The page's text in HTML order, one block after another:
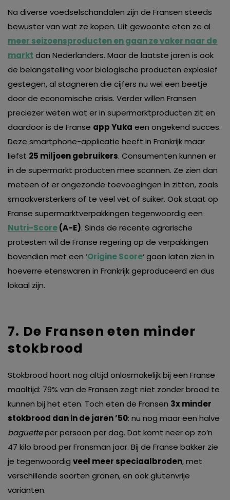
Na diverse voedselschandalen zijn de Fransen steeds
bewuster van wat ze kopen. Uit gewoonte eten ze al
meer seizoensproducten en gaan ze vaker naar de
markt dan Nederlanders. Maar de laatste jaren is ook
de belangstelling voor biologische producten explosief
gestegen, al stagneren die cijfers nu wel een beetje
door de economische crisis. Verder willen Fransen
preciezer weten wat er in supermarktproducten zit en
daardoor is de Franse app Yuka een ongekend succes.
Deze smartphone-applicatie heeft in Frankrijk maar
liefst 25 miljoen gebruikers. Consumenten kunnen er
in de supermarkt producten mee scannen. Ze zien dan
meteen of er ongezonde toevoegingen in zitten, zoals
smaakversterkers of te veel vet of suiker. Ook staat op
Franse supermarktverpakkingen tegenwoordig een
Nutri-Score(A-E). Sinds de recente agrarische
protesten wil de Franse regering op de verpakkingen
bovendien met een ‘Origine Score‘ gaan laten zien in
hoeverre etenswaren in Frankrijk geproduceerd en dus
lokaal zijn.
7. De Fransen eten minder
stokbrood
Stokbrood hoort nog altijd onlosmakelijk bij een Franse
maaltijd: 79% van de Fransen zegt niet zonder brood te
kunnen bij het eten. Toch eten de Fransen 3x minder
stokbrood dan in de jaren ’50: nu nog maar een halve
baguetteper persoon per dag. Dat komt neer op zo’n
47 kilo brood per Fransman jaar. Bij de Franse bakker zie
je tegenwoordig veel meer speciaalbroden, met
verschillende soorten granen, en ook glutenvrije
varianten.